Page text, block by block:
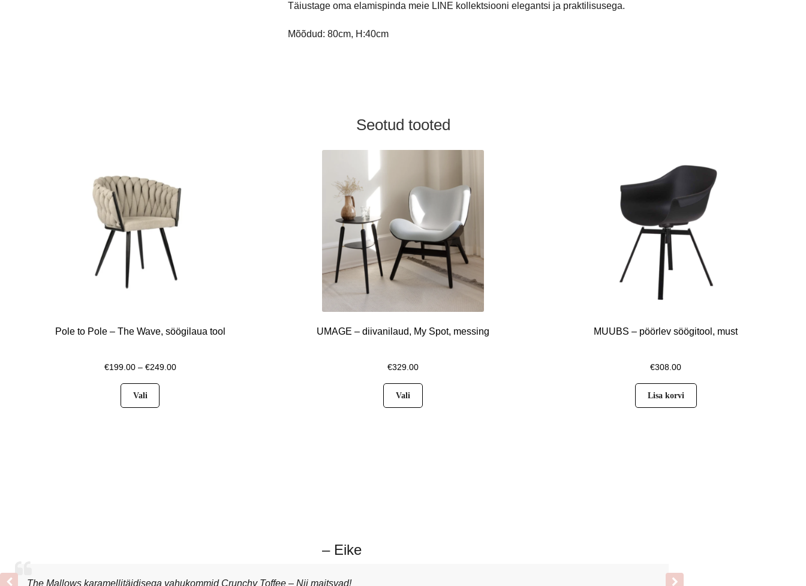
Täiustage oma elamispinda meie LINE kollektsiooni elegantsi ja praktilisusega.
Mõõdud: 80cm, H:40cm
Seotud tooted
Pole to Pole – The Wave, söögilaua tool
€199.00 – €249.00
Vali
UMAGE – diivanilaud, My Spot, messing
€329.00
Vali
MUUBS – pöörlev söögitool, must
€308.00
Lisa korvi
– Eike
The Mallows karamellitäidisega vahukommid Crunchy Toffee – Nii maitsvad!